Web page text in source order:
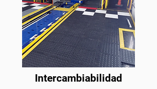
Intercambiabilidad